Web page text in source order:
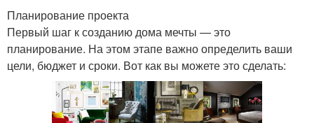
Планирование проекта
Первый шаг к созданию дома мечты — это
планирование. На этом этапе важно определить ваши
цели, бюджет и сроки. Вот как вы можете это сделать: